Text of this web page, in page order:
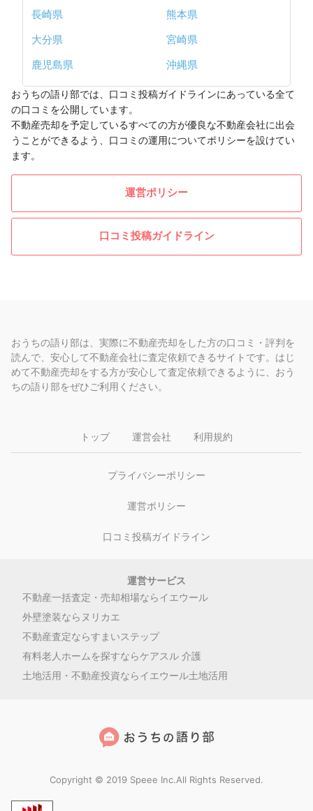
長崎県
熊本県
大分県
宮崎県
鹿児島県
沖縄県
おうちの語り部では、口コミ投稿ガイドラインにあっている全て
の口コミを公開しています。
不動産売却を予定しているすべての方が優良な不動産会社に出会
うことができるよう、口コミの運用についてポリシーを設けてい
ます。
運営ポリシー
口コミ投稿ガイドライン
おうちの語り部は、実際に不動産売却をした方の口コミ・評判を
読んで、安心して不動産会社に査定依頼できるサイトです。はじ
めて不動産売却をする方が安心して査定依頼できるように、おう
ちの語り部をぜひご利用ください。
トップ 運営会社 利用規約
プライバシーポリシー
運営ポリシー
口コミ投稿ガイドライン
運営サービス
不動産一括査定・売却相場ならイエウール
外壁塗装ならヌリカエ
不動産査定ならすまいステップ
有料老人ホームを探すならケアスル 介護
土地活用・不動産投資ならイエウール土地活用
Copyright © 2019 Speee Inc.All Rights Reserved.